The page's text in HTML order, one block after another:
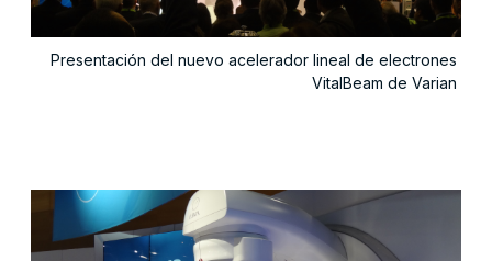
Presentación del nuevo acelerador lineal de electrones
VitalBeam de Varian